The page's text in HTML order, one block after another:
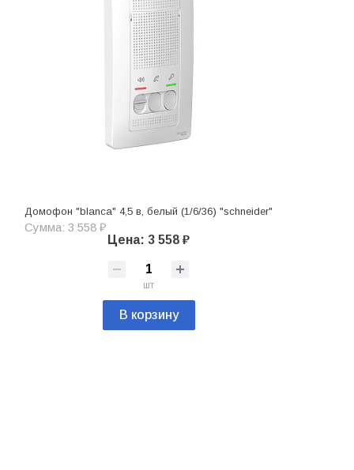
Домофон "blanca" 4,5 в, белый (1/6/36) "schneider"
Сумма: 3 558 ₽
Цена: 3 558 ₽
шт
В корзину